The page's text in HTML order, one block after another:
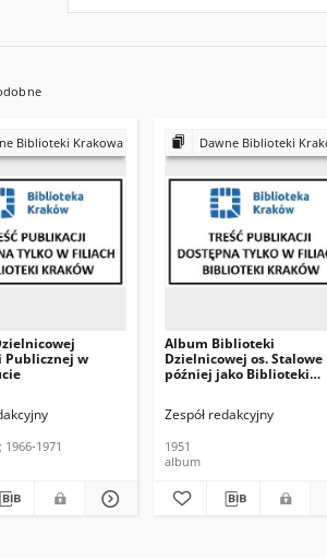
Biblioteki Krakowa
Publicznej w
1966-1971
Dawne Biblioteki
Album Biblioteki
Dzielnicowej os. Stalowe
później jako Biblioteki
Krakowie
Zespół redakcyjny
1951
album